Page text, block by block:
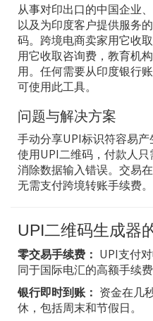
从事对印出口的中国企业
以及为印度客户提供服务
码。跨境电商卖家用它收
用它收取咨询费，教育机
用。任何需要从印度银行
可使用此工具。
问题与解决方案
手动分享UPI标识符容易产
使用UPI二维码，付款人只
消除数据输入错误。交易
无需支付跨境转账手续费。
UPI二维码生成器
零交易手续费： UPI支付
同于国际电汇的高额手续费
银行即时到账： 资金在几
休，包括周末和节假日。